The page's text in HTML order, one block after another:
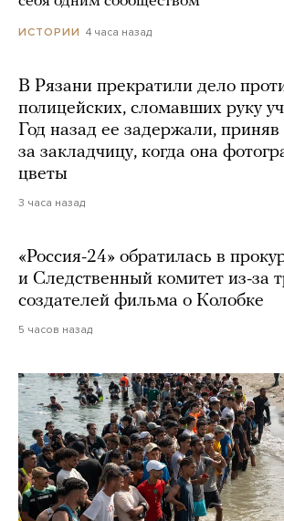
ИСТОРИИ 4 часа назад
В Рязани прекратили дело
полицейских, сломавших руку
Год назад ее задержали, приняв
за закладчицу, когда она
цветы
3 часа назад
«Россия-24» обратилась в
и Следственный комитет из-за
создателей фильма о Колобке
5 часов назад